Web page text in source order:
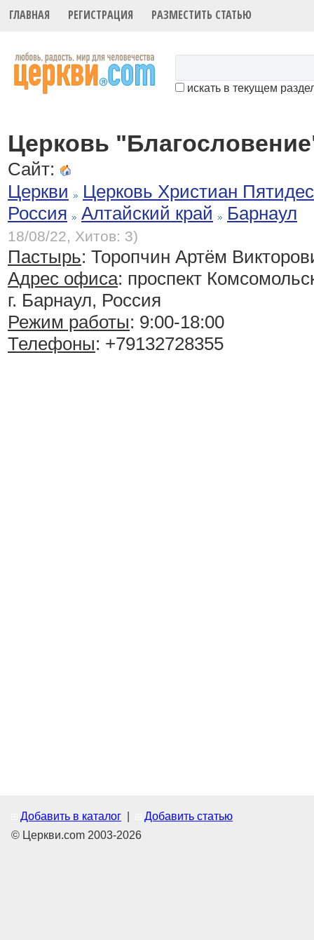
ГЛАВНАЯ РЕГИСТРАЦИЯ РАЗМЕСТИТЬ СТАТЬЮ
искать в текущем
Церковь
Сайт:
Церкви
Церковь Христиан
Россия
Алтайский край Барнаул
18/08/22, Хитов: 3)
Пастырь: Торопчин Артём
Адрес офиса: проспект
г. Барнаул, Россия
Режим работы: 9:00-18:00
Телефоны: +79132728355
Добавить в каталог
Добавить статью
© Церкви.com 2003-2026